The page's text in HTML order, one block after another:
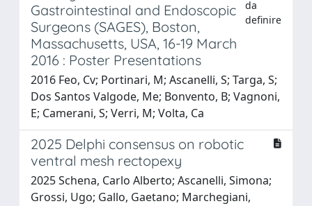
Gastrointestinal and Endoscopic
Surgeons (SAGES), Boston,
Massachusetts, USA, 16-19 March
2016 : Poster Presentations
da
definire
2016 Feo, Cv; Portinari, M; Ascanelli, S; Targa, S;
Dos Santos Valgode, Me; Bonvento, B; Vagnoni,
E; Camerani, S; Verri, M; Volta, Ca
2025 Delphi consensus on robotic
ventral mesh rectopexy
2025 Schena, Carlo Alberto; Ascanelli, Simona;
Grossi, Ugo; Gallo, Gaetano; Marchegiani,